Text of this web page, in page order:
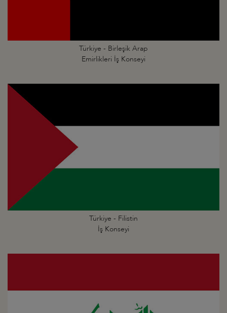
Türkiye - Birleşik Arap
Emirlikleri İş Konseyi
Türkiye - Filistin
İş Konseyi